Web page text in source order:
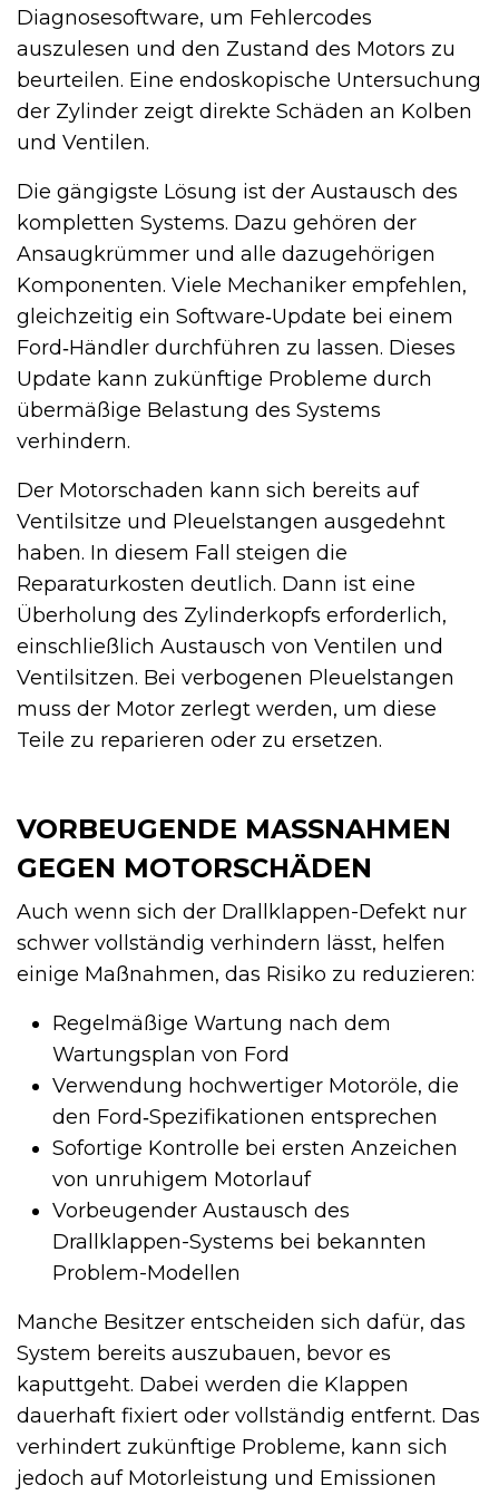
Diagnosesoftware, um Fehlercodes
auszulesen und den Zustand des Motors zu
beurteilen. Eine endoskopische Untersuchung
der Zylinder zeigt direkte Schäden an Kolben
und Ventilen.
Die gängigste Lösung ist der Austausch des
kompletten Systems. Dazu gehören der
Ansaugkrümmer und alle dazugehörigen
Komponenten. Viele Mechaniker empfehlen,
gleichzeitig ein Software‑Update bei einem
Ford‑Händler durchführen zu lassen. Dieses
Update kann zukünftige Probleme durch
übermäßige Belastung des Systems
verhindern.
Der Motorschaden kann sich bereits auf
Ventilsitze und Pleuelstangen ausgedehnt
haben. In diesem Fall steigen die
Reparaturkosten deutlich. Dann ist eine
Überholung des Zylinderkopfs erforderlich,
einschließlich Austausch von Ventilen und
Ventilsitzen. Bei verbogenen Pleuelstangen
muss der Motor zerlegt werden, um diese
Teile zu reparieren oder zu ersetzen.
VORBEUGENDE MASSNAHMEN G
EGEN MOTORSCHÄDEN
Auch wenn sich der Drallklappen-Defekt nur
schwer vollständig verhindern lässt, helfen
einige Maßnahmen, das Risiko zu reduzieren:
Regelmäßige Wartung nach dem
Wartungsplan von Ford
Verwendung hochwertiger Motoröle, die
den Ford‑Spezifikationen entsprechen
Sofortige Kontrolle bei ersten Anzeichen
von unruhigem Motorlauf
Vorbeugender Austausch des
Drallklappen-Systems bei bekannten
Problem-Modellen
Manche Besitzer entscheiden sich dafür, das
System bereits auszubauen, bevor es
kaputtgeht. Dabei werden die Klappen
dauerhaft fixiert oder vollständig entfernt. Das
verhindert zukünftige Probleme, kann sich
jedoch auf Motorleistung und Emissionen